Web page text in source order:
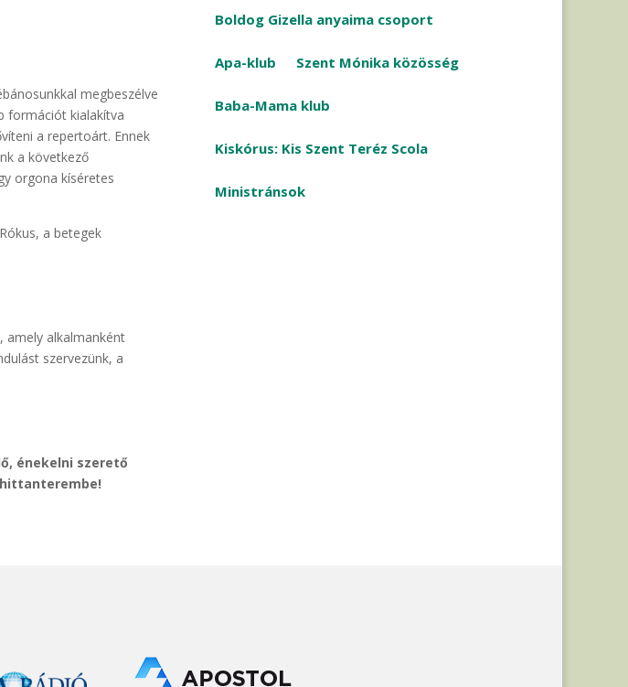
megbeszélve
formációt kialakítva
a repertoárt. Ennek
a következő
orgona kíséretes
a betegek
amely alkalmanként
szervezünk, a
énekelni szerető
Boldog Gizella anyaima csoport
Apa-klub Szent Mónika közösség
Baba-Mama klub
Kiskórus: Kis Szent Teréz Scola
Ministránsok